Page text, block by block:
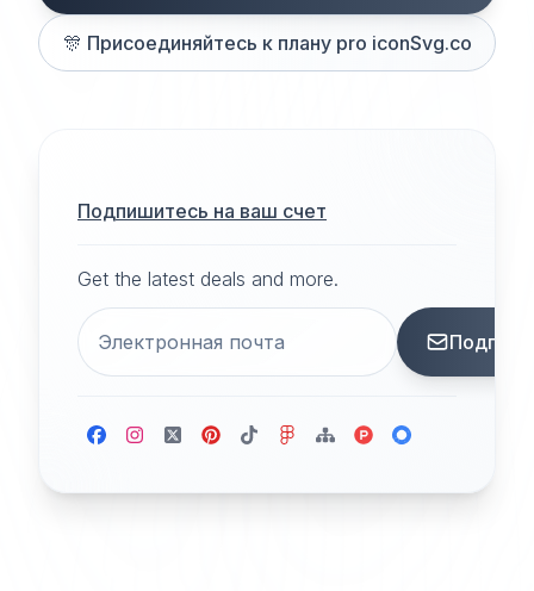
🎊 Присоединяйтесь к плану pro iconSvg.co
Подпишитесь на ваш счет
Get the latest deals and more.